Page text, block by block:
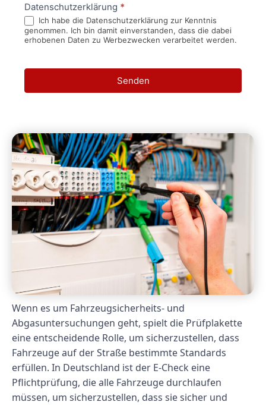
Datenschutzerklärung *
Ich habe die Datenschutzerklärung zur Kenntnis
genommen. Ich bin damit einverstanden, dass die dabei
erhobenen Daten zu Werbezwecken verarbeitet werden.
Senden
Wenn es um Fahrzeugsicherheits- und
Abgasuntersuchungen geht, spielt die Prüfplakette
eine entscheidende Rolle, um sicherzustellen, dass
Fahrzeuge auf der Straße bestimmte Standards
erfüllen. In Deutschland ist der E-Check eine
Pflichtprüfung, die alle Fahrzeuge durchlaufen
müssen, um sicherzustellen, dass sie sicher und